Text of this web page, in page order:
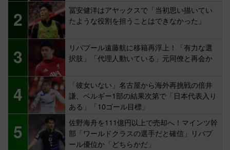
2
冨安健洋はアヤックスで「当初思い描いてい
たような役割を担うことはできなかった」
3
リバプール遠藤航に移籍再浮上！「有力な選
択肢」「代理人動いている」元同僚と再会か
4
「彼女いない」名古屋から海外再挑戦の倍井
謙、ベルギー1部の結果次第で「日本代表入り
ある」「10ゴール目標」
5
佐野海舟を111億円以上で売却へ！マインツ幹
部「ワールドクラスの選手だと確信」リバプ
ール優位か「どちらかだ」